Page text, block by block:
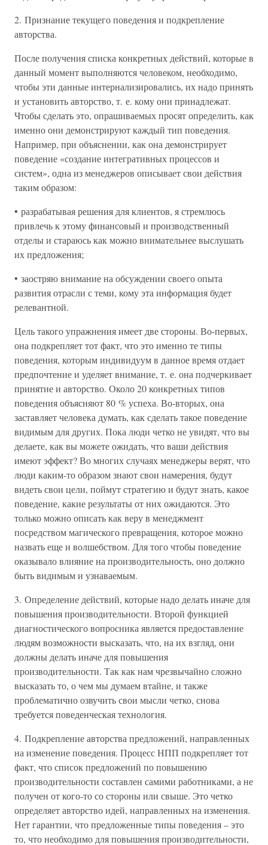
2. Признание текущего поведения и подкрепление
авторства.
После получения списка конкретных действий, которые в
данный момент выполняются человеком, необходимо,
чтобы эти данные интернализировались, их надо принять
и установить авторство, т. е. кому они принадлежат.
Чтобы сделать это, опрашиваемых просят определить, как
именно они демонстрируют каждый тип поведения.
Например, при объяснении, как она демонстрирует
поведение «создание интегративных процессов и
систем», одна из менеджеров описывает свои действия
таким образом:
• разрабатывая решения для клиентов, я стремлюсь
привлечь к этому финансовый и производственный
отделы и стараюсь как можно внимательнее выслушать
их предложения;
• заостряю внимание на обсуждении своего опыта
развития отрасли с теми, кому эта информация будет
релевантной.
Цель такого упражнения имеет две стороны. Во-первых,
она подкрепляет тот факт, что это именно те типы
поведения, которым индивидуум в данное время отдает
предпочтение и уделяет внимание, т. е. она подчеркивает
принятие и авторство. Около 20 конкретных типов
поведения объясняют 80 % успеха. Во-вторых, она
заставляет человека думать, как сделать такое поведение
видимым для других. Пока люди четко не увидят, что вы
делаете, как вы можете ожидать, что ваши действия
имеют эффект? Во многих случаях менеджеры верят, что
люди каким-то образом знают свои намерения, будут
видеть свои цели, поймут стратегию и будут знать, какое
поведение, какие результаты от них ожидаются. Это
только можно описать как веру в менеджмент
посредством магического превращения, которое можно
назвать еще и волшебством. Для того чтобы поведение
оказывало влияние на производительность, оно должно
быть видимым и узнаваемым.
3. Определение действий, которые надо делать иначе для
повышения производительности. Второй функцией
диагностического вопросника является предоставление
людям возможности высказать, что, на их взгляд, они
должны делать иначе для повышения
производительности. Так как нам чрезвычайно сложно
высказать то, о чем мы думаем втайне, и также
проблематично озвучить свои мысли четко, снова
требуется поведенческая технология.
4. Подкрепление авторства предложений, направленных
на изменение поведения. Процесс НПП подкрепляет тот
факт, что список предложений по повышению
производительности составлен самими работниками, а не
получен от кого-то со стороны или свыше. Это четко
определяет авторство идей, направленных на изменения.
Нет гарантии, что предложенные типы поведения – это
то, что необходимо для повышения производительности,